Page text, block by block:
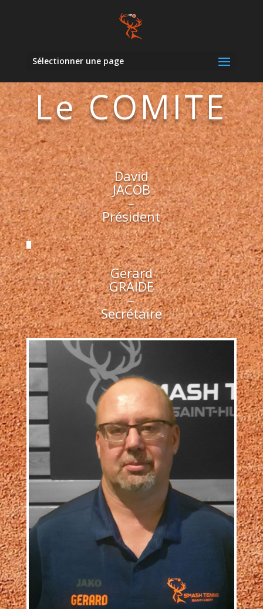
Sélectionner une page
Le COMITE
David
JACOB
–
Président
Gerard
GRAIDE
–
Secrétaire